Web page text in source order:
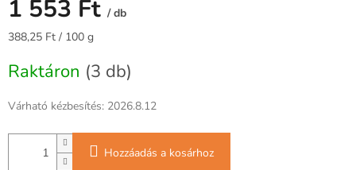
1 553 Ft / db
Egységár:
388,25 Ft / 100 g
Raktáron (3 db)
Várható kézbesítés: 2026.8.12
Hozzáadás a kosárhoz